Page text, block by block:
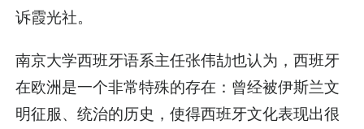
诉霞光社。
南京大学西班牙语系主任张伟劼也认为，西班牙
在欧洲是一个非常特殊的存在：曾经被伊斯兰文
明征服、统治的历史，使得西班牙文化表现出很